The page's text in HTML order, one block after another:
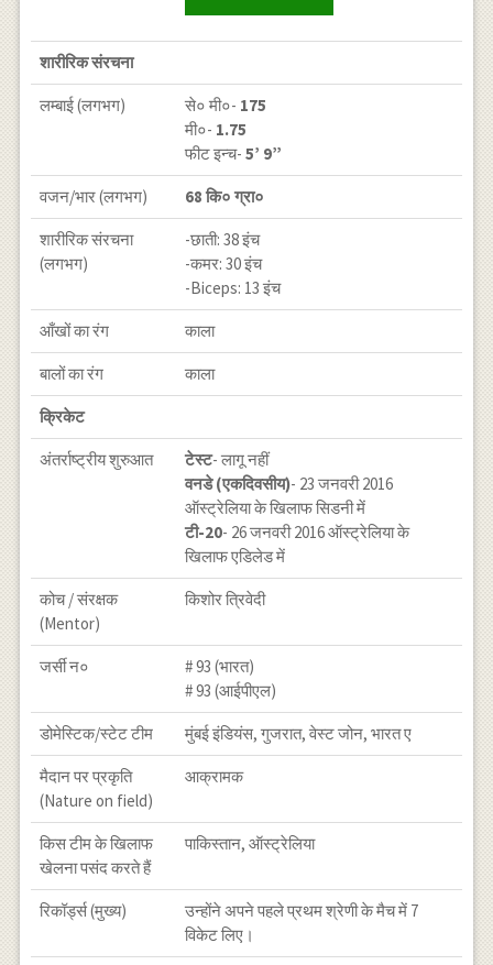
शारीरिक संरचना
लम्बाई (लगभग) से० मी०- 175
मी०- 1.75
फीट इन्च- 5’ 9”
वजन/भार (लगभग) 68 कि० ग्रा०
शारीरिक संरचना
(लगभग)
-छाती: 38 इंच
-कमर: 30 इंच
-Biceps: 13 इंच
आँखों का रंग काला
बालों का रंग काला
क्रिकेट
अंतर्राष्ट्रीय शुरुआत टेस्ट- लागू नहीं
वनडे (एकदिवसीय)- 23 जनवरी 2016
ऑस्ट्रेलिया के खिलाफ सिडनी में
टी-20- 26 जनवरी 2016 ऑस्ट्रेलिया के
खिलाफ एडिलेड में
कोच / संरक्षक
(Mentor)
किशोर त्रिवेदी
जर्सी न०
# 93 (भारत)
# 93 (आईपीएल)
डोमेस्टिक/स्टेट टीम मुंबई इंडियंस, गुजरात, वेस्ट जोन, भारत ए
मैदान पर प्रकृति
(Nature on field)
आक्रामक
किस टीम के खिलाफ
खेलना पसंद करते हैं
पाकिस्तान, ऑस्ट्रेलिया
रिकॉर्ड्स (मुख्य)
उन्होंने अपने पहले प्रथम श्रेणी के मैच में 7
विकेट लिए।